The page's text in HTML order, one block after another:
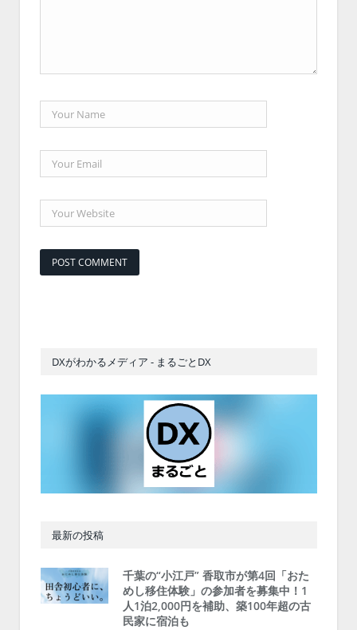
DXがわかるメディア - まるごとDX
最新の投稿
千葉の“小江戸” 香取市が第4回「おた
めし移住体験」の参加者を募集中！1
人1泊2,000円を補助、築100年超の古
民家に宿泊も